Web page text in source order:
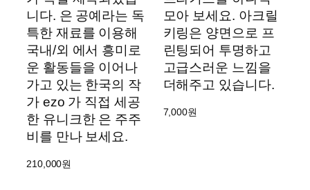
니다. 은 공예라는 독
특한 재료를 이용해
국내/외 에서 흥미로
운 활동들을 이어나
가고 있는 한국의 작
가 ezo 가 직접 세공
한 유니크한 은 주주
비를 만나 보세요.
210,000원
모아 보세요. 아크릴
키링은 양면으로 프
린팅되어 투명하고
고급스러운 느낌을
더해주고 있습니다.
7,000원